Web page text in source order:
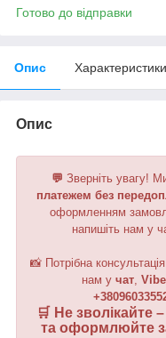
Готово до відправки
Опис Характеристики
Опис
💬 Зверніть увагу!
платежем без
оформленням
напишіть нам у
📸 Потрібна
нам у чат
🛒 Не зволікайте
та оформлюйте